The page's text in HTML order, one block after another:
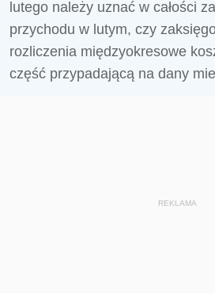
lutego należy uznać w całości
przychodu w lutym, czy
rozliczenia międzyokresowe
część przypadającą na dany
REKLAMA